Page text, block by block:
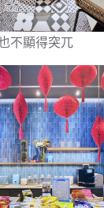
不顯得突兀